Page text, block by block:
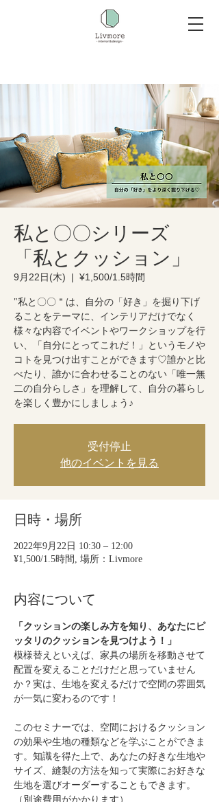
私と〇〇シリーズ
「私とクッション」
9月22日(木)
  |
¥1,500/1.5時間
"私と〇〇＂は、自分の「好き」を掘り下げ
ることをテーマに、インテリアだけでなく
様々な内容でイベントやワークショップを行
い、「自分にとってこれだ！」というモノや
コトを見つけ出すことができます♡誰かと比
べたり、誰かに合わせることのない「唯一無
二の自分らしさ」を理解して、自分の暮らし
を楽しく豊かにしましょう♪
受付停止
他のイベントを見る
日時・場所
2022年9月22日 10:30 – 12:00
¥1,500/1.5時間, 場所：Livmore
内容について
「クッションの楽しみ方を知り、あなたにピ
ッタリのクッションを見つけよう！」
模様替えといえば、家具の場所を移動させて
配置を変えることだけだと思っていません
か？実は、生地を変えるだけで空間の雰囲気
が一気に変わるのです！
このセミナーでは、空間におけるクッション
の効果や生地の種類などを学ぶことができま
す。知識を得た上で、あなたの好きな生地や
サイズ、縫製の方法を知って実際にお好きな
生地を選びオーダーすることもできます。
（別途費用がかかります）